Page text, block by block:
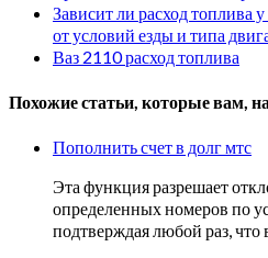
Зависит ли расход топлива
от условий езды и типа
Ваз 2110 расход топлива
Похожие статьи, которые вам,
Пополнить счет в долг мтс
Эта функция разрешает
определенных номеров по
подтверждая любой раз, что